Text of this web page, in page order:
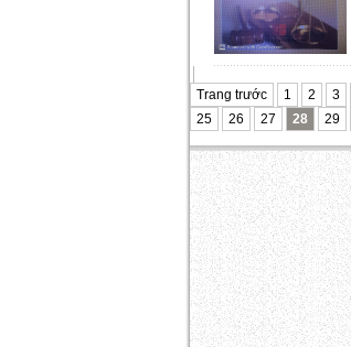
Trang trước 1 2 3
25
26 27 28 29